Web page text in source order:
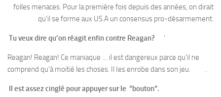
folles menaces. Pour la première fois depuis des années, on dirait
qu’il se forme aux US.A un consensus pro-désarmement.
Tu veux dire qu’on réagit enfin contre Reagan? ‘
Reagan! Reagan! Ce maniaque … il est dangereux parce qu’il ne
comprend qu’à moitié les choses. Il Ies enrobe dans son jeu. .
Il est assez cinglé pour appuyer sur le “bouton“.